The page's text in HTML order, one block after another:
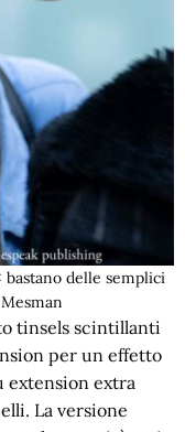
delle semplici
tinsels scintillanti
per un effetto
extension extra
La versione